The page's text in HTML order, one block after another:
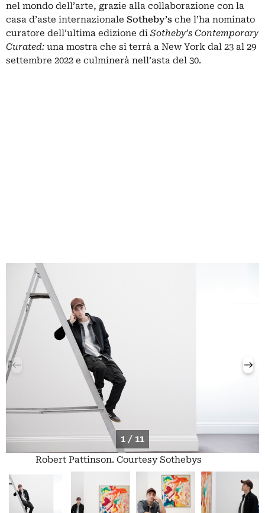
nel mondo dell’arte, grazie alla collaborazione con la
casa d’aste internazionale Sotheby’s che l’ha nominato
curatore dell’ultima edizione di Sotheby’s Contemporary
Curated: una mostra che si terrà a New York dal 23 al 29
settembre 2022 e culminerà nell’asta del 30.
1 / 11
Robert Pattinson. Courtesy Sothebys